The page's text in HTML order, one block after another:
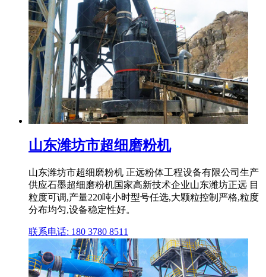
山东潍坊市超细磨粉机
山东潍坊市超细磨粉机 正远粉体工程设备有限公司生产
供应石墨超细磨粉机国家高新技术企业山东潍坊正远 目
粒度可调,产量220吨小时型号任选,大颗粒控制严格,粒度
分布均匀,设备稳定性好。
联系电话: 180 3780 8511